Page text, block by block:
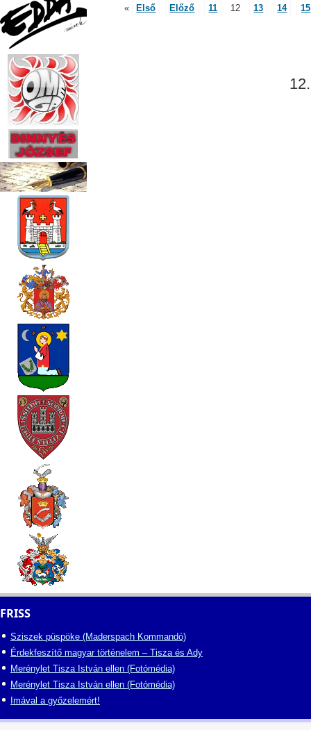
« Első Előző 11 12 13 14 15
FRISS
Sziszek püspöke (Maderspach Kommandó)
Érdekfeszítő magyar történelem – Tisza és Ady
Merénylet Tisza István ellen (Fotómédia)
Merénylet Tisza István ellen (Fotómédia)
Imával a győzelemért!